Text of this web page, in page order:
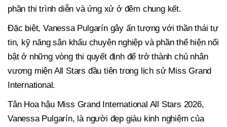
phần thi trình diễn và ứng xử ở đêm chung kết.
Đặc biệt, Vanessa Pulgarín gây ấn tượng với thần thái tự
tin, kỹ năng sân khấu chuyên nghiệp và phần thể hiện nổi
bật ở những vòng thi quyết định để trở thành chủ nhân
vương miện All Stars đầu tiên trong lịch sử Miss Grand
International.
Tân Hoa hậu Miss Grand International All Stars 2026,
Vanessa Pulgarín, là người đẹp giàu kinh nghiệm của